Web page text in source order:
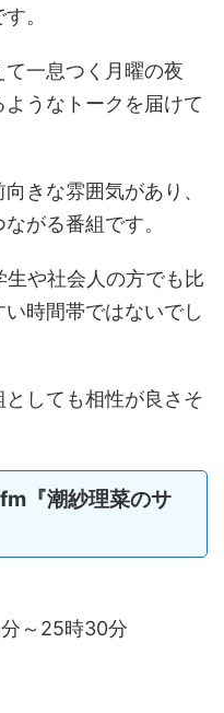
。
一息つく月曜の夜
うなトークを届けて
きな雰囲気があり、
がる番組です。
や社会人の方でも比
時間帯ではないでし
しても相性が良さそ
『潮紗理菜のサ
～25時30分